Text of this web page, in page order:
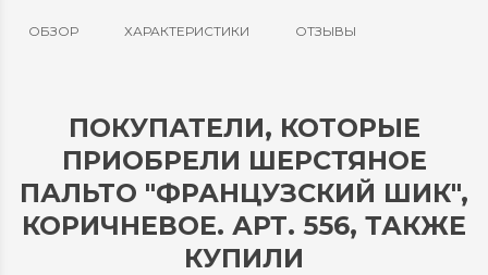
ОБЗОР ХАРАКТЕРИСТИКИ ОТЗЫВЫ
ПОКУПАТЕЛИ, КОТОРЫЕ
ПРИОБРЕЛИ ШЕРСТЯНОЕ
ПАЛЬТО "ФРАНЦУЗСКИЙ ШИК",
КОРИЧНЕВОЕ. АРТ. 556, ТАКЖЕ
КУПИЛИ